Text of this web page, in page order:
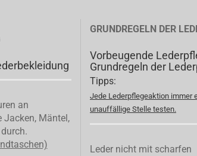
an
Jacken, Mäntel,
GRUNDREGELN DER
Vorbeugende
Grundregeln der
Tipps:
Jede Lederpflegeaktion immer
unauffällige Stelle testen.
Leder nicht mit scharfen